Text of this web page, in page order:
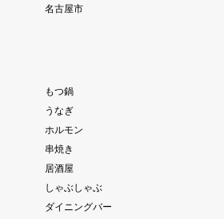
名古屋市
もつ鍋
うなぎ
ホルモン
串焼き
居酒屋
しゃぶしゃぶ
ダイニングバー